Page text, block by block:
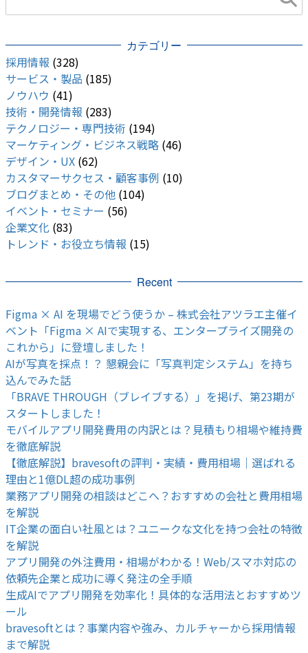
カテゴリー
採用情報 (328)
サービス・製品 (185)
ノウハウ (41)
技術・開発情報 (283)
テクノロジー・専門技術 (194)
マーケティング・ビジネス戦略 (46)
デザイン・UX (62)
カスタマーサクセス・顧客事例 (10)
ブログまとめ・その他 (104)
イベント・セミナー (56)
企業文化 (83)
トレンド・お役立ち情報 (15)
Recent
Figma × AI を現場でどう使うか – 株式会社アツラエ主催イ
ベント「Figma × AIで実現する、エンタープライズ開発の
これから」に登壇しました！
AIが写真を採点！？ 懇親会に「写真判定システム」を持ち
込んでみた話
「BRAVE THROUGH（ブレイブする）」を掲げ、第23期が
スタートしました！
モバイルアプリ開発費用の内訳とは？見積もり相場や維持費
を徹底解説
【徹底解説】bravesoftの評判・実績・費用相場｜選ばれる
理由と1億DL超の成功事例
業務アプリ開発の相談はどこへ？おすすめの会社と費用相場
を解説
IT企業の面白い社風とは？ユニークな文化を持つ会社の特徴
を解説
アプリ開発の外注費用・相場がわかる！Web/スマホ対応の
依頼先企業と成功に導く発注の全手順
生成AIでアプリ開発を効率化！具体的な活用法とおすすめツ
ール
bravesoftとは？事業内容や強み、カルチャーから採用情報
まで解説